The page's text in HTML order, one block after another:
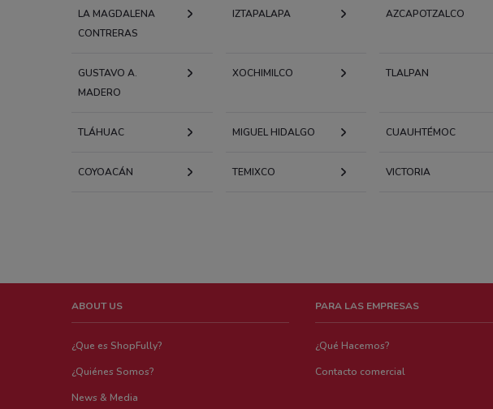
LA MAGDALENA
CONTRERAS
IZTAPALAPA AZCAPOTZALCO
GUSTAVO A.
MADERO
XOCHIMILCO TLALPAN
TLÁHUAC MIGUEL HIDALGO CUAUHTÉMOC
COYOACÁN TEMIXCO VICTORIA
ABOUT US
¿Que es ShopFully?
¿Quiénes Somos?
News & Media
PARA LAS EMPRESAS
¿Qué Hacemos?
Contacto comercial